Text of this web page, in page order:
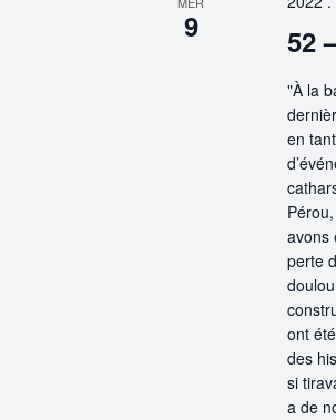
9 52
"À la
en
avons
perte
ont
des
si
a de